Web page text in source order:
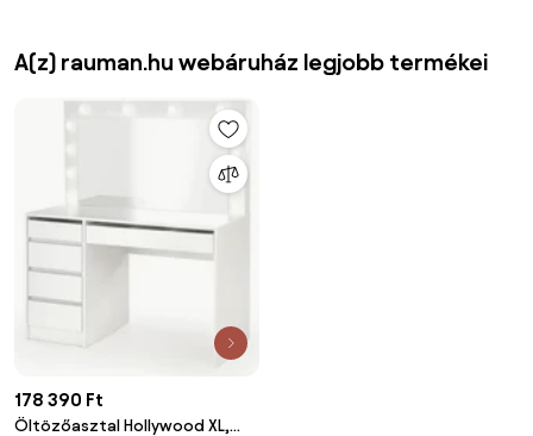
A(z) rauman.hu webáruház legjobb termékei
178 390 Ft
Öltözőasztal Hollywood XL,